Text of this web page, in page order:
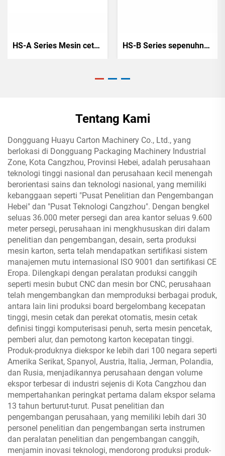
HS-A Series Mesin cetak dan perekat kecepatan tinggi sepenuhnya terkomputerisasi dengan mesin pengikat otomatis HS-B Series sepenuhnya terkomputerisasi kecepatan tinggi mesin cetak perekat dengan otomatis pengikat
Tentang Kami
Dongguang Huayu Carton Machinery Co., Ltd., yang
berlokasi di Dongguang Packaging Machinery Industrial
Zone, Kota Cangzhou, Provinsi Hebei, adalah perusahaan
teknologi tinggi nasional dan perusahaan kecil menengah
berorientasi sains dan teknologi nasional, yang memiliki
kebanggaan seperti "Pusat Penelitian dan Pengembangan
Hebei" dan "Pusat Teknologi Cangzhou". Dengan bengkel
seluas 36.000 meter persegi dan area kantor seluas 9.600
meter persegi, perusahaan ini mengkhususkan diri dalam
penelitian dan pengembangan, desain, serta produksi
mesin karton, serta telah mendapatkan sertifikasi sistem
manajemen mutu internasional ISO 9001 dan sertifikasi CE
Eropa. Dilengkapi dengan peralatan produksi canggih
seperti mesin bubut CNC dan mesin bor CNC, perusahaan
telah mengembangkan dan memproduksi berbagai produk,
antara lain lini produksi board bergelombang kecepatan
tinggi, mesin cetak dan perekat otomatis, mesin cetak
definisi tinggi komputerisasi penuh, serta mesin pencetak,
pemberi alur, dan pemotong karton kecepatan tinggi.
Produk-produknya diekspor ke lebih dari 100 negara seperti
Amerika Serikat, Spanyol, Austria, Italia, Jerman, Polandia,
dan Rusia, menjadikannya perusahaan dengan volume
ekspor terbesar di industri sejenis di Kota Cangzhou dan
mempertahankan peringkat pertama dalam ekspor selama
13 tahun berturut-turut. Pusat penelitian dan
pengembangan perusahaan, yang memiliki lebih dari 30
personel penelitian dan pengembangan serta instrumen
dan peralatan penelitian dan pengembangan canggih,
menjamin inovasi teknologi, mendorong produksi produk-